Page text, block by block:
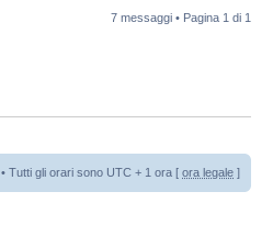
7 messaggi • Pagina 1 di 1
• Tutti gli orari sono UTC + 1 ora [ ora legale ]